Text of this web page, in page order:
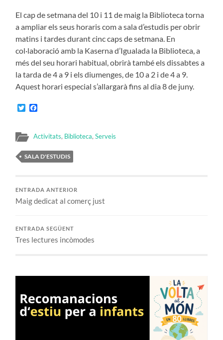
El cap de setmana del 10 i 11 de maig la Biblioteca torna
a ampliar els seus horaris com a sala d’estudis per obrir
matins i tardes durant cinc caps de setmana. En
col·laboració amb la Kaserna d’Igualada la Biblioteca, a
més del seu horari habitual, obrirà també els dissabtes a
la tarda de 4 a 9 i els diumenges, de 10 a 2 i de 4 a 9.
Aquest horari especial s’allargarà fins al dia 8 de juny.
Twitter
Activitats, Biblioteca,Serveis
SALA D'ESTUDIS
ENTRADA ANTERIOR
Maig dedicat al comerç just
ENTRADA SEGÜENT
Tres lectures incòmodes